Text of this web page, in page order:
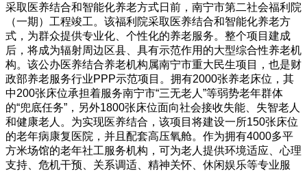
采取医养结合和智能化养老方式日前，南宁市第二社会福利院
（一期）工程竣工。该福利院采取医养结合和智能化养老方
式，为群众提供专业化、个性化的养老服务。整个项目建成
后，将成为辐射周边区县、具有示范作用的大型综合性养老机
构。该公办医养结合养老机构属南宁市重大民生项目，也是财
政部养老服务行业PPP示范项目。拥有2000张养老床位，其
中200张床位承担着服务南宁市“三无老人”等弱势老年群体
的“兜底任务”，另外1800张床位面向社会接收失能、失智老人
和健康老人。为实现医养结合，该项目将建设一所150张床位
的老年病康复医院，并且配套高压氧舱。作为拥有4000多平
方米场馆的老年社工服务机构，可为老人提供环境适应、心理
支持、危机干预、关系调适、精神关怀、休闲娱乐等专业服